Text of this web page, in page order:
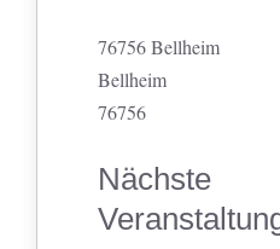
76756 Bellheim
Bellheim
76756
Nächste